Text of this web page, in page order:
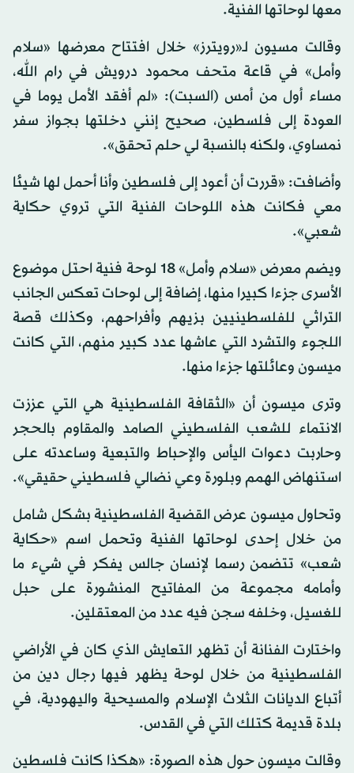
معها لوحاتها الفنية.
وقالت مسيون لـ«رويترز» خلال افتتاح معرضها «سلام
وأمل» في قاعة متحف محمود درويش في رام الله،
مساء أول من أمس (السبت): «لم أفقد الأمل يوما في
العودة إلى فلسطين، صحيح إنني دخلتها بجواز سفر
نمساوي، ولكنه بالنسبة لي حلم تحقق».
وأضافت: «قررت أن أعود إلى فلسطين وأنا أحمل لها شيئا
معي فكانت هذه اللوحات الفنية التي تروي حكاية
شعبي».
ويضم معرض «سلام وأمل» 18 لوحة فنية احتل موضوع
الأسرى جزءا كبيرا منها، إضافة إلى لوحات تعكس الجانب
التراثي للفلسطينيين بزيهم وأفراحهم، وكذلك قصة
اللجوء والتشرد التي عاشها عدد كبير منهم، التي كانت
ميسون وعائلتها جزءا منها.
وترى ميسون أن «الثقافة الفلسطينية هي التي عززت
الانتماء للشعب الفلسطيني الصامد والمقاوم بالحجر
وحاربت دعوات اليأس والإحباط والتبعية وساعدته على
استنهاض الهمم وبلورة وعي نضالي فلسطيني حقيقي».
وتحاول ميسون عرض القضية الفلسطينية بشكل شامل
من خلال إحدى لوحاتها الفنية وتحمل اسم «حكاية
شعب» تتضمن رسما لإنسان جالس يفكر في شيء ما
وأمامه مجموعة من المفاتيح المنشورة على حبل
للغسيل، وخلفه سجن فيه عدد من المعتقلين.
واختارت الفنانة أن تظهر التعايش الذي كان في الأراضي
الفلسطينية من خلال لوحة يظهر فيها رجال دين من
أتباع الديانات الثلاث الإسلام والمسيحية واليهودية، في
بلدة قديمة كتلك التي في القدس.
وقالت ميسون حول هذه الصورة: «هكذا كانت فلسطين